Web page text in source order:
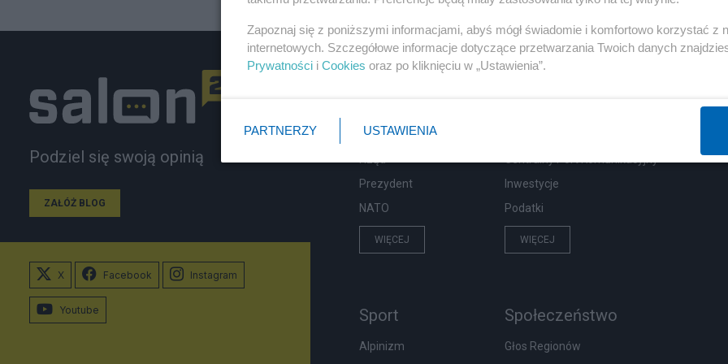
Podziel się swoją opinią
ZAŁÓŻ BLOG
PiS
Prezydent
NATO
WIĘCEJ
Inwestycje
Podatki
WIĘCEJ
Sport
Alpinizm
Społeczeństwo
Głos Regionów
X Facebook Instagram
Youtube
Zapoznaj się z poniższymi informacjami, abyś mógł świadomie i komfortowo korzystać z
internetowych. Szczegółowe informacje dotyczące przetwarzania Twoich danych
Prywatności i Cookies oraz po kliknięciu w „Ustawienia”.
PARTNERZY USTAWIENIA